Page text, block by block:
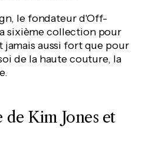
le fondateur d'Off-
sixième collection pour
aussi fort que pour
de la haute couture, la
Kim Jones et